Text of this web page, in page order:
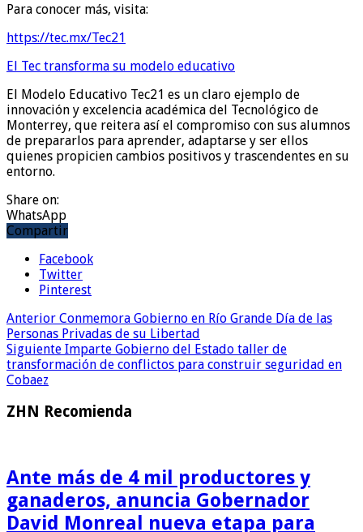
Para conocer más, visita:
https://tec.mx/Tec21
El Tec transforma su modelo educativo
El Modelo Educativo Tec21 es un claro ejemplo de
innovación y excelencia académica del Tecnológico de
Monterrey, que reitera así el compromiso con sus alumnos
de prepararlos para aprender, adaptarse y ser ellos
quienes propicien cambios positivos y trascendentes en su
entorno.
Share on:
WhatsApp
Compartir
Facebook
Twitter
Pinterest
Anterior Conmemora Gobierno en Río Grande Día de las
Personas Privadas de su Libertad
Siguiente Imparte Gobierno del Estado taller de
transformación de conflictos para construir seguridad en
Cobaez
ZHN Recomienda
Ante más de 4 mil productores y
ganaderos, anuncia Gobernador
David Monreal nueva etapa para